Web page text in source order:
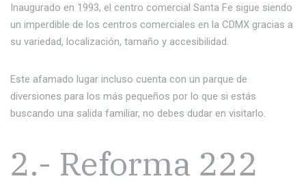
Inaugurado en 1993, el centro comercial Santa Fe sigue siendo
un imperdible de los centros comerciales en la CDMX gracias a
su variedad, localización, tamaño y accesibilidad.
Este afamado lugar incluso cuenta con un parque de
diversiones para los más pequeños por lo que si estás
buscando una salida familiar, no debes dudar en visitarlo.
2.- Reforma 222